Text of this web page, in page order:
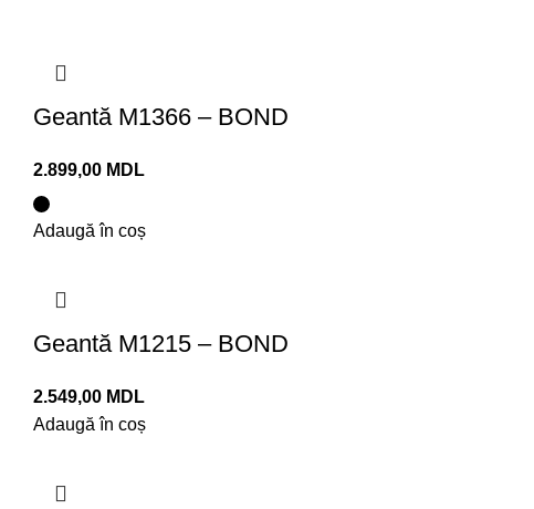
Geantă M1366 – BOND
MDL
Adaugă în coș
Geantă M1215 – BOND
MDL
Adaugă în coș